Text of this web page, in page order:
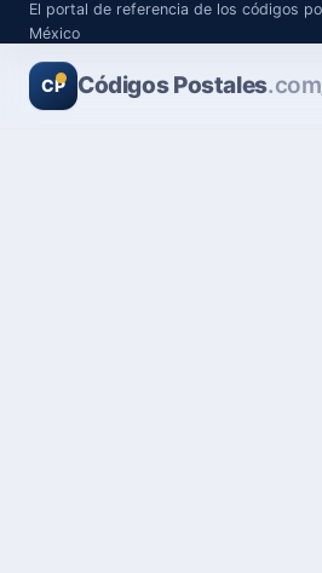
El portal de referencia de los códigos
México
CP Códigos Postales